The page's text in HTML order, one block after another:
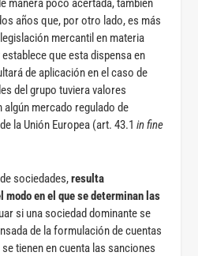
años que, por otro lado, es más
mercantil en materia
que esta dispensa en
de aplicación en el caso de
del grupo tuviera valores
mercado regulado de
la Unión Europea (art. 43.1in fine
sociedades,resulta
en el que se determinan las
si una sociedad dominante se
de la formulación de cuentas
tienen en cuenta las sanciones